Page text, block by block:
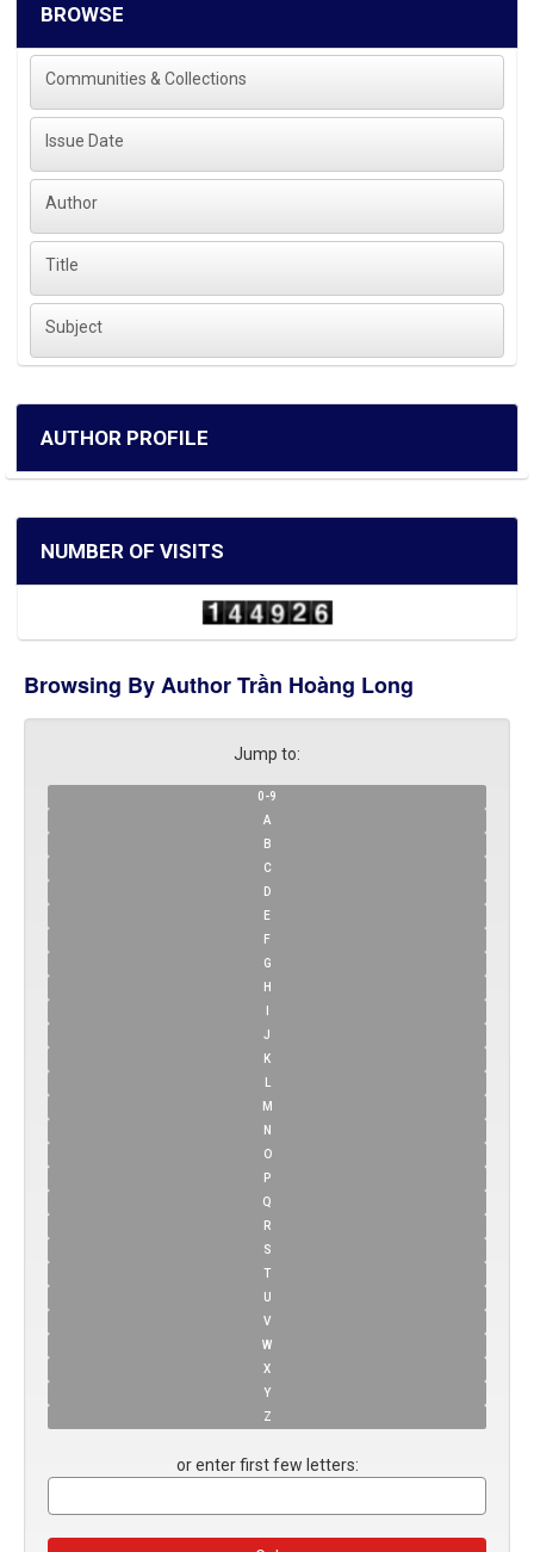
BROWSE
Communities & Collections
Issue Date
Author
Title
Subject
AUTHOR PROFILE
NUMBER OF VISITS
Browsing By Author Trần Hoàng Long
Jump to:
0-9
A
B
C
D
E
F
G
H
J
K
M
N
O
P
Q
R
S
T
U
V
W
X
Y
Z
or enter first few letters: